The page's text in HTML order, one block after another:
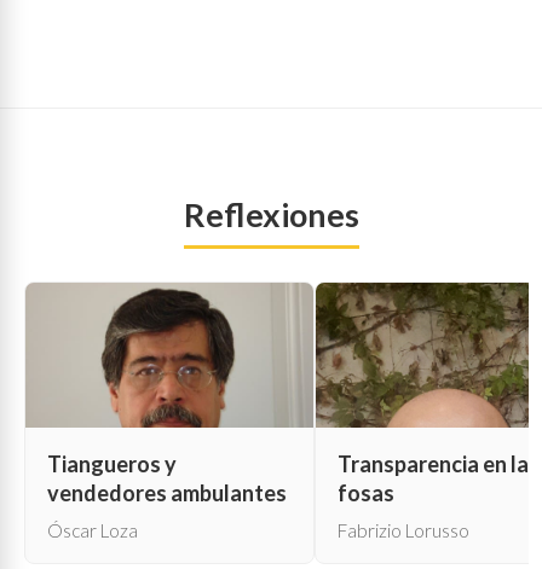
Reflexiones
Tiangueros y
vendedores ambulantes
Óscar Loza
Transparencia en las
fosas
Fabrizio Lorusso